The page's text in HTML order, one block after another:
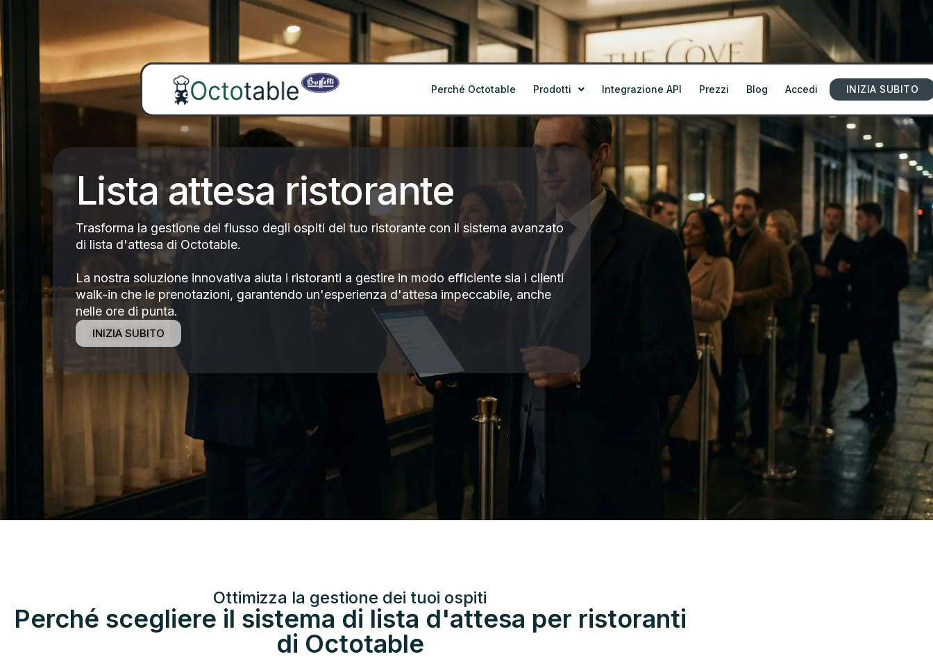
Perché Octotable Prodotti Integrazione API Prezzi Blog Accedi INIZIA SUBITO
Lista attesa ristorante
Trasforma la gestione del flusso degli ospiti del tuo ristorante con il sistema avanzato
di lista d'attesa di Octotable.
La nostra soluzione innovativa aiuta i ristoranti a gestire in modo efficiente sia i clienti
walk-in che le prenotazioni, garantendo un'esperienza d'attesa impeccabile, anche
nelle ore di punta.
INIZIA SUBITO
Ottimizza la gestione dei tuoi ospiti
Perché scegliere il sistema di lista d'attesa per ristoranti
di Octotable